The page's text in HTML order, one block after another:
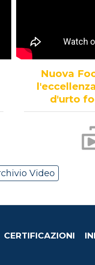
Nuova
d'urto
Video
CERTIFICAZIONI